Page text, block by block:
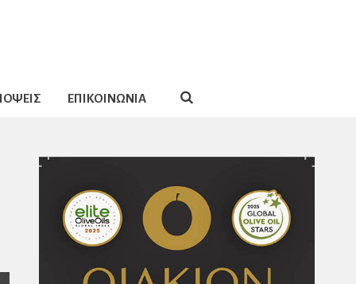
ΕΠΙΚΟΙΝΩΝΙΑ